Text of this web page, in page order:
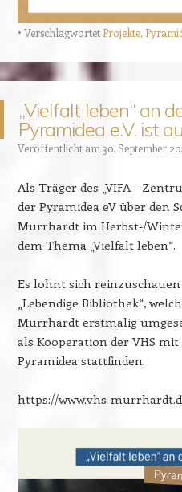
Verschlagwortet Projekte,
„Vielfalt leben“ an
Pyramidea e.V. ist
Veröffentlicht am 30. September
Als Träger des „VIFA –
der Pyramidea eV über den
Murrhardt im Herbst-/
dem Thema „Vielfalt leben“.
Es lohnt sich
„Lebendige Bibliothek“,
Murrhardt erstmalig
als Kooperation der VHS
Pyramidea stattfinden.
https://www.vhs-